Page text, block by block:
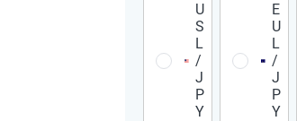
U
S
L
/
J
P
Y
E
U
L
/
J
P
Y